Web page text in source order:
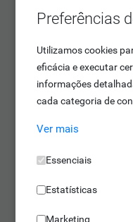
Quiosques
Preferências
Utilizamos cookies
eficácia e executar
informações
cada categoria de
Ver mais
Essenciais
Estatísticas
Marketing